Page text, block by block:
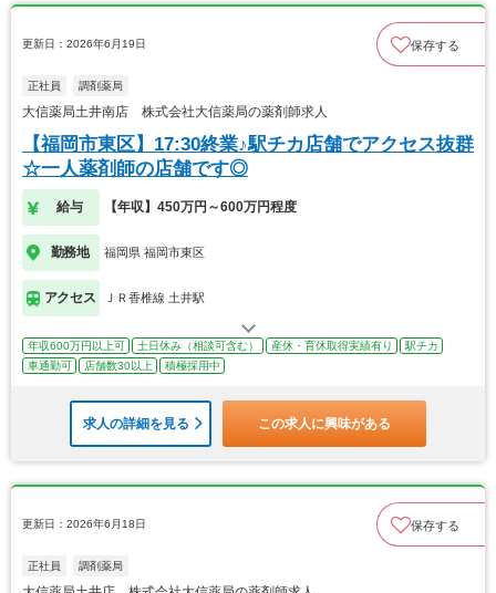
更新日：2026年6月19日 保存する
正社員 調剤薬局
大信薬局土井南店 株式会社大信薬局の薬剤師求人
【福岡市東区】17:30終業♪駅チカ店舗でアクセス抜群
☆一人薬剤師の店舗です◎
給与 【年収】450万円～600万円程度
勤務地 福岡県 福岡市東区
アクセス ＪＲ香椎線 土井駅
年収600万円以上可 土日休み（相談可含む） 産休・育休取得実績有り
駅チカ
車通勤可
店舗数30以上 積極採用中
求人の詳細を見る この求人に興味がある
更新日：2026年6月18日 保存する
正社員 調剤薬局